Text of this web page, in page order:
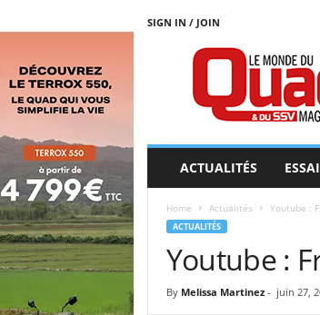
SIGN IN / JOIN
ACTUALITÉS
Home Actualités Youtube :
ACTUALITÉS
Youtube :
By Melissa Martinez- juin 27,